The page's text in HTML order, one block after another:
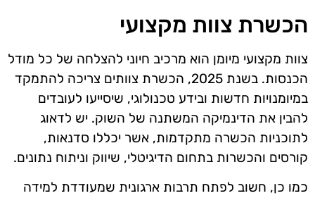
הכשרת צוות מקצועי
צוות מקצועי מיומן הוא מרכיב חיוני להצלחה של כל מודל
הכנסות. בשנת 2025, הכשרת צוותים צריכה להתמקד
במיומנויות חדשות ובידע טכנולוגי, שיסייעו לעובדים
להבין את הדינמיקה המשתנה של השוק. יש לדאוג
לתוכניות הכשרה מתקדמות, אשר יכללו סדנאות,
קורסים והכשרות בתחום הדיגיטלי, שיווק וניתוח נתונים.
כמו כן, חשוב לפתח תרבות ארגונית שמעודדת למידה